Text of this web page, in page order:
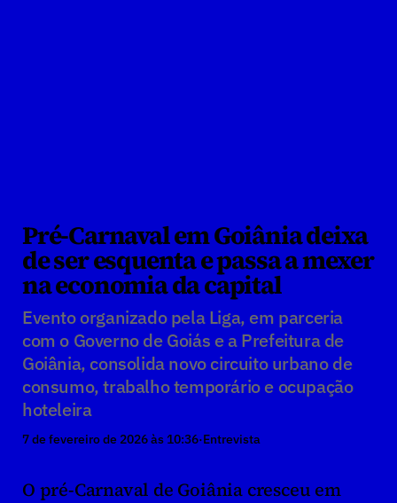
Pré-Carnaval em Goiânia deixa
de ser esquenta e passa a mexer
na economia da capital
Evento organizado pela Liga, em parceria
com o Governo de Goiás e a Prefeitura de
Goiânia, consolida novo circuito urbano de
consumo, trabalho temporário e ocupação
hoteleira
7 de fevereiro de 2026 às 10:36·Entrevista
O pré-Carnaval de Goiânia cresceu em